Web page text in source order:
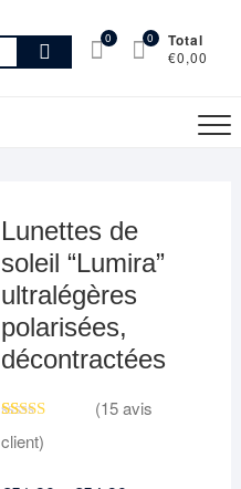
Recherche
pour :
0 Total
€0,00
0
Lunettes de
soleil “Lumira”
ultralégères
polarisées,
décontractées
Noté5.00
sur 5 basé
14
(15avis
client)